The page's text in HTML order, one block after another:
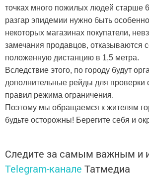
точках много пожилых людей старше
разгар эпидемии нужно быть
некоторых магазинах покупатели,
замечания продавцов, отказываются
положенную дистанцию в 1,5 метра.
Вследствие этого, по городу будут
дополнительные рейды для проверки
правил режима ограничения.
Поэтому мы обращаемся к жителям
будьте осторожны! Берегите себя и
Следите за самым важным и
Telegram-канале Татмедиа